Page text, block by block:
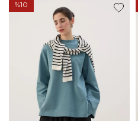
%10